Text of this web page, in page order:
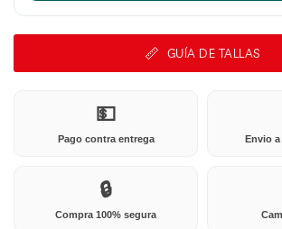
GUÍA DE TALLAS
💵
Pago contra entrega Envio
🔒
Compra 100% segura